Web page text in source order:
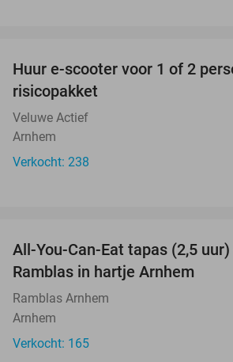
Huur e-scooter voor 1 of 2
risicopakket
Veluwe Actief
Arnhem
Verkocht: 238
All-You-Can-Eat tapas (2,5
Ramblas in hartje Arnhem
Ramblas Arnhem
Arnhem
Verkocht: 165